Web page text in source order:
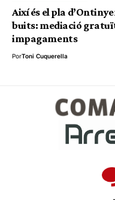
Així és el pla
buits: mediació
impagaments
PorToni Cuquerella